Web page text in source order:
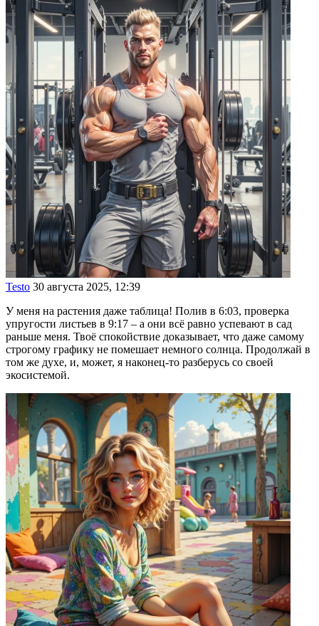
Testo 30 августа 2025, 12:39
У меня на растения даже таблица! Полив в 6:03, проверка
упругости листьев в 9:17 – а они всё равно успевают в сад
раньше меня. Твоё спокойствие доказывает, что даже самому
строгому графику не помешает немного солнца. Продолжай в
том же духе, и, может, я наконец-то разберусь со своей
экосистемой.